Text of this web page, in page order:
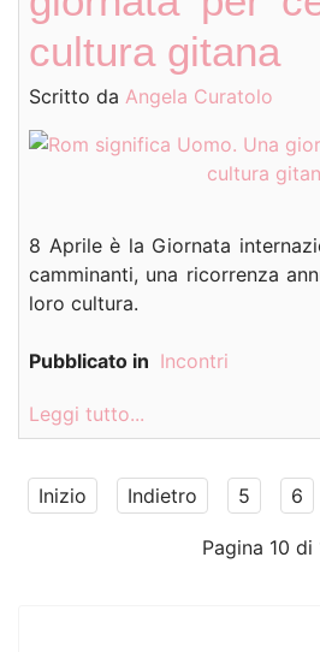
cultura gitana
Scritto da Angela Curatolo
8 Aprile è la Giornata
camminanti, una ricorrenza
loro cultura.
Pubblicato in Incontri
Leggi tutto...
Inizio Indietro 5 6
Pagina 10 di